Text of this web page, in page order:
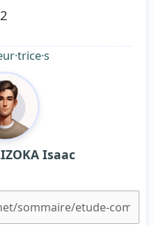
Isaac